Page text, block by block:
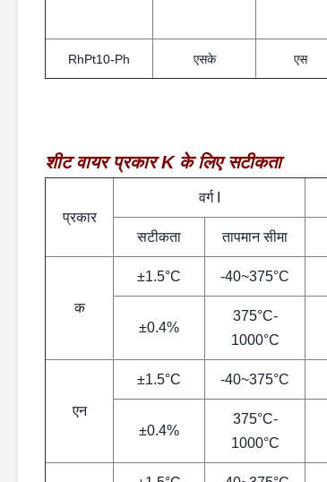
RhPt10-Ph एसके एस
शीट वायर प्रकार K के लिए सटीकता
प्रकार
वर्ग I
सटीकता तापमान सीमा
क
±1.5°C -40~375°C
±0.4%
375°C-
1000°C
एन
±1.5°C -40~375°C
±0.4%
375°C-
1000°C